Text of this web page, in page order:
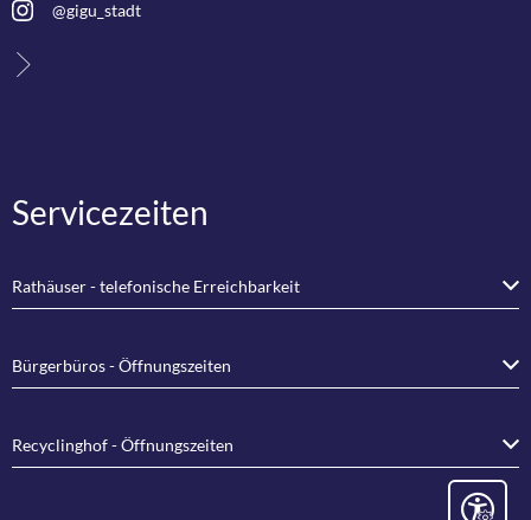
@gigu_stadt
Servicezeiten
Rathäuser - telefonische Erreichbarkeit
Bürgerbüros - Öffnungszeiten
Recyclinghof - Öffnungszeiten
Seite